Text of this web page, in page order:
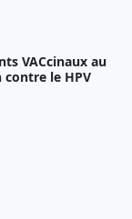
VACcinaux au
contre le HPV